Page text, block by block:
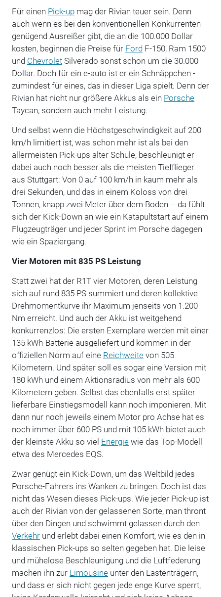
Für einen Pick-upmag der Rivian teuer sein. Denn
auch wenn es bei den konventionellen Konkurrenten
genügend Ausreißer gibt, die an die 100.000 Dollar
kosten, beginnen die Preise für FordF-150, Ram 1500
und ChevroletSilverado sonst schon um die 30.000
Dollar. Doch für ein e-auto ist er ein Schnäppchen -
zumindest für eines, das in dieser Liga spielt. Denn der
Rivian hat nicht nur größere Akkus als ein Porsche
Taycan, sondern auch mehr Leistung.
Und selbst wenn die Höchstgeschwindigkeit auf 200
km/h limitiert ist, was schon mehr ist als bei den
allermeisten Pick-ups alter Schule, beschleunigt er
dabei auch noch besser als die meisten Tiefflieger
aus Stuttgart: Von 0 auf 100 km/h in kaum mehr als
drei Sekunden, und das in einem Koloss von drei
Tonnen, knapp zwei Meter über dem Boden – da fühlt
sich der Kick-Down an wie ein Katapultstart auf einem
Flugzeugträger und jeder Sprint im Porsche dagegen
wie ein Spaziergang.
Vier Motoren mit 835 PS Leistung
Statt zwei hat der R1T vier Motoren, deren Leistung
sich auf rund 835 PS summiert und deren kollektive
Drehmomentkurve ihr Maximum jenseits von 1.200
Nm erreicht. Und auch der Akku ist weitgehend
konkurrenzlos: Die ersten Exemplare werden mit einer
135 kWh-Batterie ausgeliefert und kommen in der
offiziellen Norm auf eine Reichweitevon 505
Kilometern. Und später soll es sogar eine Version mit
180 kWh und einem Aktionsradius von mehr als 600
Kilometern geben. Selbst das ebenfalls erst später
lieferbare Einstiegsmodell kann noch imponieren. Mit
dann nur noch jeweils einem Motor pro Achse hat es
noch immer über 600 PS und mit 105 kWh bietet auch
der kleinste Akku so viel Energiewie das Top-Modell
etwa des Mercedes EQS.
Zwar genügt ein Kick-Down, um das Weltbild jedes
Porsche-Fahrers ins Wanken zu bringen. Doch ist das
nicht das Wesen dieses Pick-ups. Wie jeder Pick-up ist
auch der Rivian von der gelassenen Sorte, man thront
über den Dingen und schwimmt gelassen durch den
Verkehrund erlebt dabei einen Komfort, wie es den in
klassischen Pick-ups so selten gegeben hat. Die leise
und mühelose Beschleunigung und die Luftfederung
machen ihn zur Limousineunter den Lastenträgern,
und dass er sich nicht gegen jede enge Kurve sperrt,